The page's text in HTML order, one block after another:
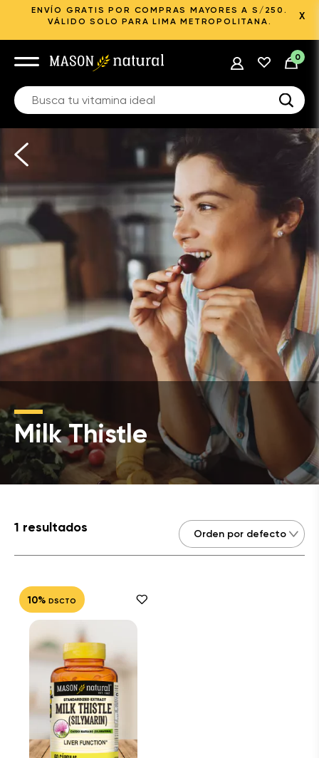
ENVÍO GRATIS POR COMPRAS MAYORES A S/250.
VÁLIDO SOLO PARA LIMA METROPOLITANA.
X
0
Milk Thistle
1 resultados
10% DSCTO